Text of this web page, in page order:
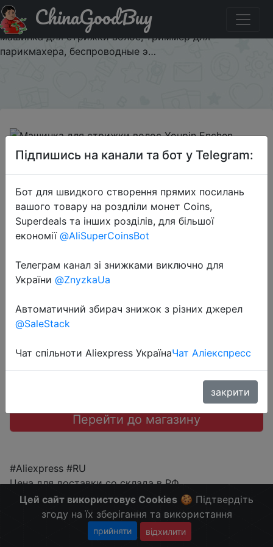
Придбати по знижці Машинка для стрижки волос
Youpin Enchen, профессиональная аккумуляторная
машинка для стрижки волос, триммер для
парикмахера, беспроводные э…
ChinaGoodBuy
2022-07-29
Машинка для стрижки волос
Youpin Enchen, профессиональная
аккумуляторная машинка для
стрижки волос, триммер для
парикмахера, беспроводные э…
$9.94
Sale
Перейти до магазину
#Aliexpress #RU
Цена для доставки со склада в РФ.
Больше скидок в telegramt.me/ChinaGoodBuy
Цей сайт використовує Cookies 🍪 Підтвердіть
згоду на їх зберігання та використання
прийняти відхилити
Підпишись на канали та бот у Telegram:
Бот для швидкого створення прямих посилань
вашого товару на роздліли монет Coins,
Superdeals та інших розділів, для більшої
економії @AliSuperCoinsBot
Телеграм канал зі знижками виключно для
України @ZnyzkaUa
Автоматичний збирач знижок з різних джерел
@SaleStack
Чат спільноти Aliexpress УкраїнаЧат Аліекспресс
закрити